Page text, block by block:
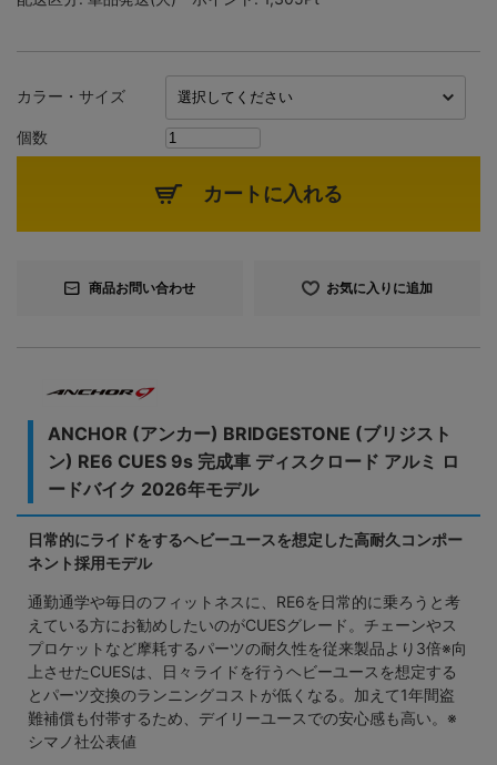
カラー・サイズ
個数
カートに入れる
商品お問い合わせ お気に入りに追加
ANCHOR (アンカー) BRIDGESTONE (ブリジスト
ン) RE6 CUES 9s 完成車 ディスクロード アルミ ロ
ードバイク 2026年モデル
日常的にライドをするヘビーユースを想定した高耐久コンポー
ネント採用モデル
通勤通学や毎日のフィットネスに、RE6を日常的に乗ろうと考
えている方にお勧めしたいのがCUESグレード。チェーンやス
プロケットなど摩耗するパーツの耐久性を従来製品より3倍※向
上させたCUESは、日々ライドを行うヘビーユースを想定する
とパーツ交換のランニングコストが低くなる。加えて1年間盗
難補償も付帯するため、デイリーユースでの安心感も高い。※
シマノ社公表値